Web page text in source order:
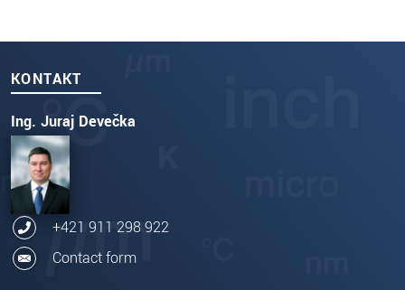
KONTAKT
Ing. Juraj Devečka
+421 911 298 922
Contact form